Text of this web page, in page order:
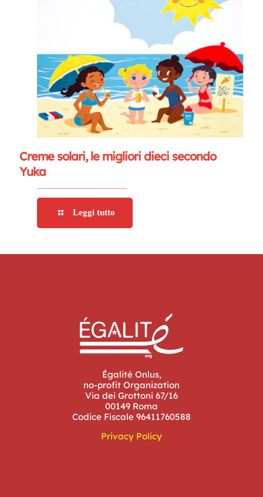
Creme solari, le migliori dieci secondo
Yuka
Leggi tutto
Égalité Onlus,
no-profit Organization
Via dei Grottoni 67/16
00149 Roma
Codice Fiscale 96411760588
Privacy Policy